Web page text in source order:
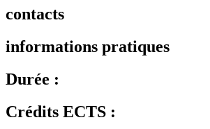
contacts
informations pratiques
Durée :
Crédits ECTS :